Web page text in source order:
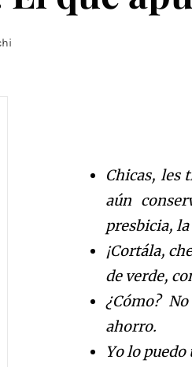
Chicas, les
aún
presbicia,
¡Cortála,
de verde,
¿Cómo?
ahorro.
Yo lo